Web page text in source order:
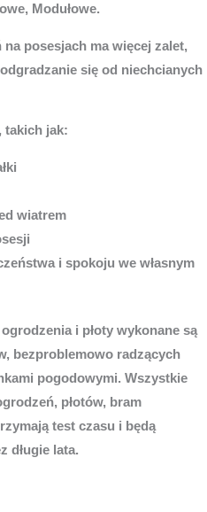
Modułowe.
posesjach ma więcej zalet,
się od niechcianych
takich jak:
wiatrem
i spokoju we własnym
i płoty wykonane są
bezproblemowo radzących
pogodowymi. Wszystkie
płotów, bram
test czasu i będą
długie lata.